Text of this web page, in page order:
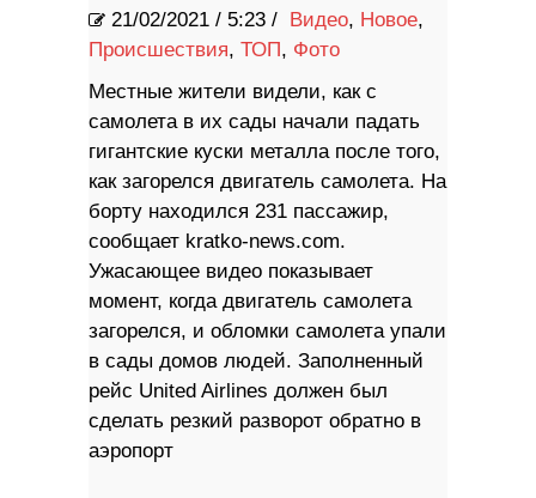
21/02/2021 / 5:23 / Видео, Новое,
Происшествия, ТОП, Фото
Местные жители видели, как с
самолета в их сады начали падать
гигантские куски металла после того,
как загорелся двигатель самолета. На
борту находился 231 пассажир,
сообщает kratko-news.com.
Ужасающее видео показывает
момент, когда двигатель самолета
загорелся, и обломки самолета упали
в сады домов людей. Заполненный
рейс United Airlines должен был
сделать резкий разворот обратно в
аэропорт